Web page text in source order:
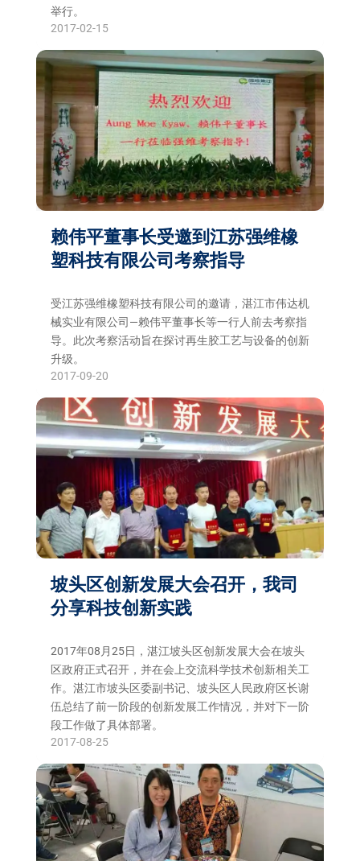
举行。
2017-02-15
赖伟平董事长受邀到江苏强维橡
塑科技有限公司考察指导
受江苏强维橡塑科技有限公司的邀请，湛江市伟达机
械实业有限公司—赖伟平董事长等一行人前去考察指
导。此次考察活动旨在探讨再生胶工艺与设备的创新
升级。
2017-09-20
坡头区创新发展大会召开，我司
分享科技创新实践
2017年08月25日，湛江坡头区创新发展大会在坡头
区政府正式召开，并在会上交流科学技术创新相关工
作。湛江市坡头区委副书记、坡头区人民政府区长谢
伍总结了前一阶段的创新发展工作情况，并对下一阶
段工作做了具体部署。
2017-08-25